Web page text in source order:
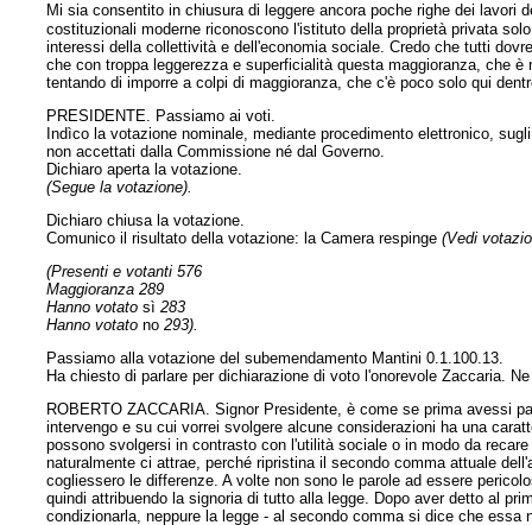
Mi sia consentito in chiusura di leggere ancora poche righe dei lavori
costituzionali moderne riconoscono l'istituto della proprietà privata
interessi della collettività e dell'economia sociale. Credo che tutti
che con troppa leggerezza e superficialità questa maggioranza, che
tentando di imporre a colpi di maggioranza, che c'è poco solo qui
PRESIDENTE. Passiamo ai voti.
Indìco la votazione nominale, mediante procedimento elettronico,
non accettati dalla Commissione né dal Governo.
Dichiaro aperta la votazione.
(Segue la votazione).
Dichiaro chiusa la votazione.
Comunico il risultato della votazione: la Camera respinge(Vedi
(Presenti e votanti 576
Maggioranza 289
Hanno votato sì283
Hanno votato no293).
Passiamo alla votazione del subemendamento Mantini 0.1.100.13.
Ha chiesto di parlare per dichiarazione di voto l'onorevole Zaccaria.
ROBERTO ZACCARIA. Signor Presidente, è come se prima avessi
intervengo e su cui vorrei svolgere alcune considerazioni ha una
possono svolgersi in contrasto con l'utilità sociale o in modo da
naturalmente ci attrae, perché ripristina il secondo comma attuale
cogliessero le differenze. A volte non sono le parole ad essere
quindi attribuendo la signoria di tutto alla legge. Dopo aver detto al
condizionarla, neppure la legge - al secondo comma si dice che